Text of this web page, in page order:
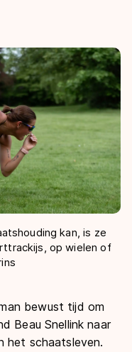
kan, is ze
op wielen of
bewust tijd om
Beau Snellink naar
het schaatsleven.